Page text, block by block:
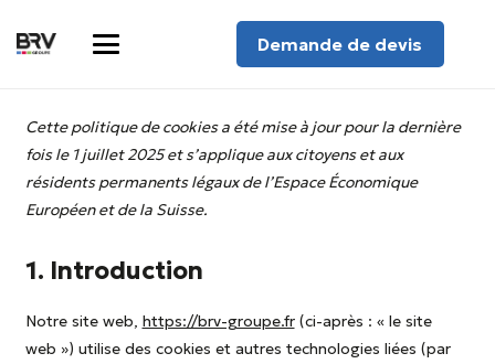
Demande de devis
Cette politique de cookies a été mise à jour pour la dernière
fois le 1 juillet 2025 et s’applique aux citoyens et aux
résidents permanents légaux de l’Espace Économique
Européen et de la Suisse.
1. Introduction
Notre site web, https://brv-groupe.fr(ci-après : « le site
web ») utilise des cookies et autres technologies liées (par